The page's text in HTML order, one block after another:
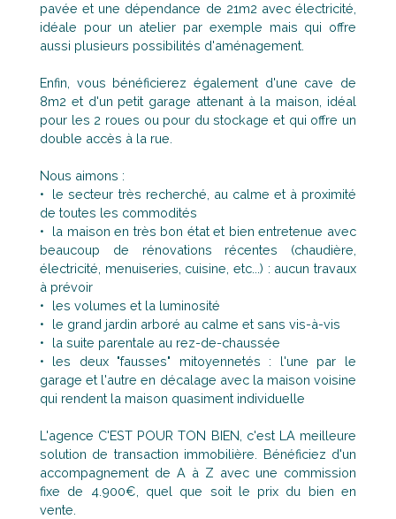
pavée et une dépendance de 21m2 avec électricité,
idéale pour un atelier par exemple mais qui offre
aussi plusieurs possibilités d'aménagement.
Enfin, vous bénéficierez également d'une cave de
8m2 et d'un petit garage attenant à la maison, idéal
pour les 2 roues ou pour du stockage et qui offre un
double accès à la rue.
Nous aimons :
le secteur très recherché, au calme et à proximité
de toutes les commodités
la maison en très bon état et bien entretenue avec
beaucoup de rénovations récentes (chaudière,
électricité, menuiseries, cuisine, etc...) : aucun travaux
à prévoir
les volumes et la luminosité
le grand jardin arboré au calme et sans vis-à-vis
la suite parentale au rez-de-chaussée
les deux "fausses" mitoyennetés : l'une par le
garage et l'autre en décalage avec la maison voisine
qui rendent la maison quasiment individuelle
L'agence C'EST POUR TON BIEN, c'est LA meilleure
solution de transaction immobilière. Bénéficiez d'un
accompagnement de A à Z avec une commission
fixe de 4.900€, quel que soit le prix du bien en
vente.